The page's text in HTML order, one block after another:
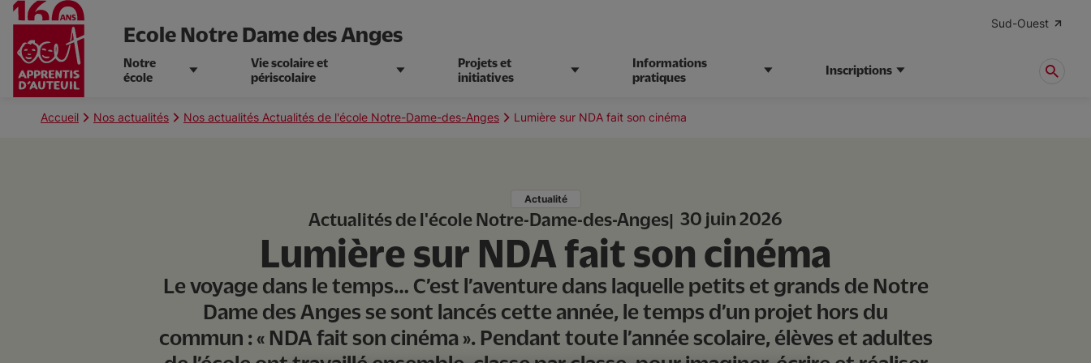
Ecole Notre Dame des Anges
Notre
école
Vie scolaire et
périscolaire
Projets et
initiatives
Informations
pratiques
Inscriptions
Sud-Ouest
Fil
Accueil Nos actualités Nos actualités Actualités de l'école Notre-Dame-des-Anges Lumière sur NDA fait son cinéma
Actualité
Actualités de l'école Notre-Dame-des-Anges 30 juin 2026
Lumière sur NDA fait son cinéma
Le voyage dans le temps… C’est l’aventure dans laquelle petits et grands de Notre
Dame des Anges se sont lancés cette année, le temps d’un projet hors du
commun : « NDA fait son cinéma ». Pendant toute l’année scolaire, élèves et adultes